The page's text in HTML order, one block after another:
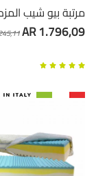
مرتبة بيو شيب
AR 1.796,09